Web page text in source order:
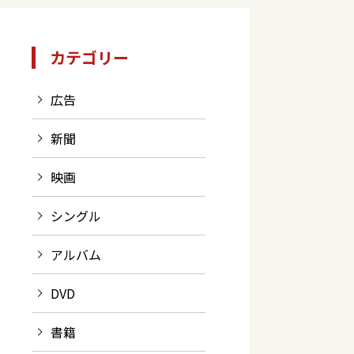
カテゴリー
広告
新聞
映画
シングル
アルバム
DVD
書籍